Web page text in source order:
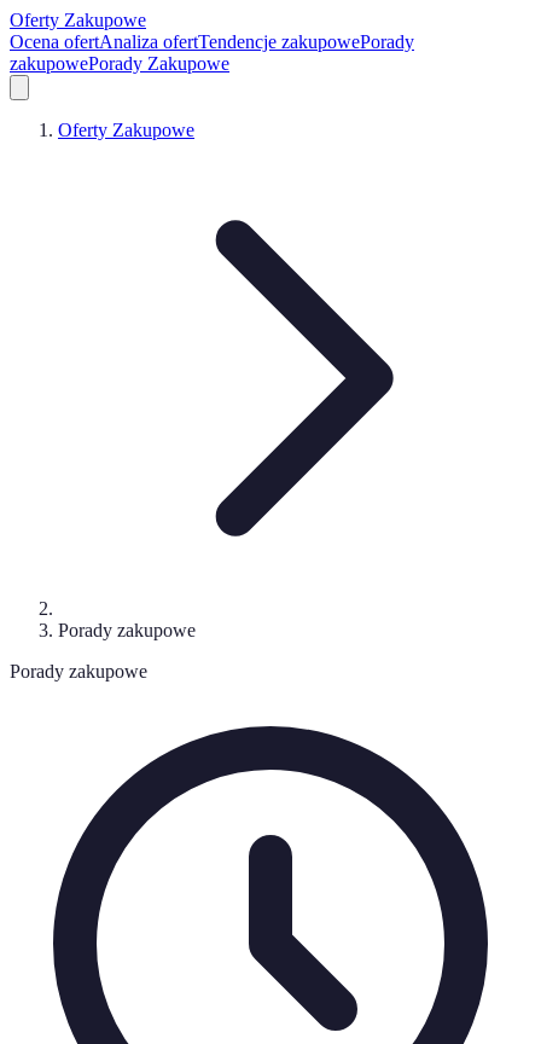
Oferty Zakupowe
Ocena ofertAnaliza ofertTendencje zakupowePorady
zakupowePorady Zakupowe
Oferty Zakupowe
Porady zakupowe
Porady zakupowe